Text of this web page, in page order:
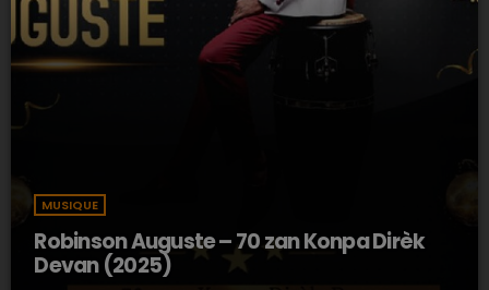
MUSIQUE
Robinson Auguste – 70 zan Konpa Dirèk
Devan (2025)